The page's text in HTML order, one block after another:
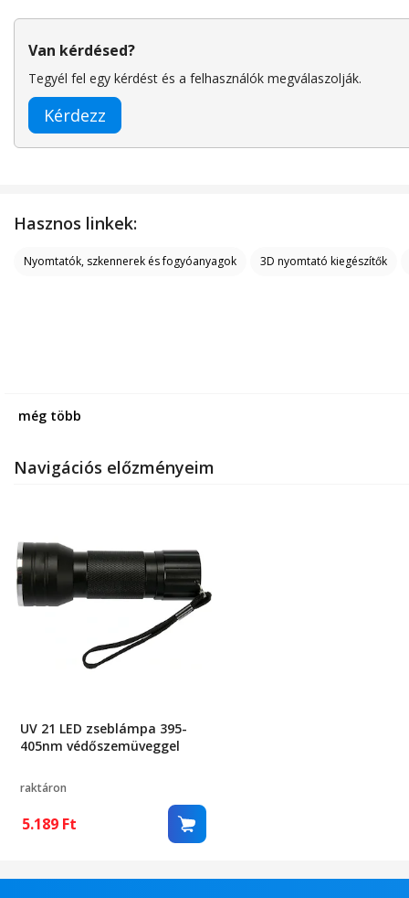
Van kérdésed?
Tegyél fel egy kérdést és a felhasználók megválaszolják.
Kérdezz
Hasznos linkek:
Nyomtatók, szkennerek és fogyóanyagok 3D nyomtató kiegészítők
még több
Navigációs előzményeim
UV 21 LED zseblámpa 395-
405nm védőszemüveggel
raktáron
5.189 Ft